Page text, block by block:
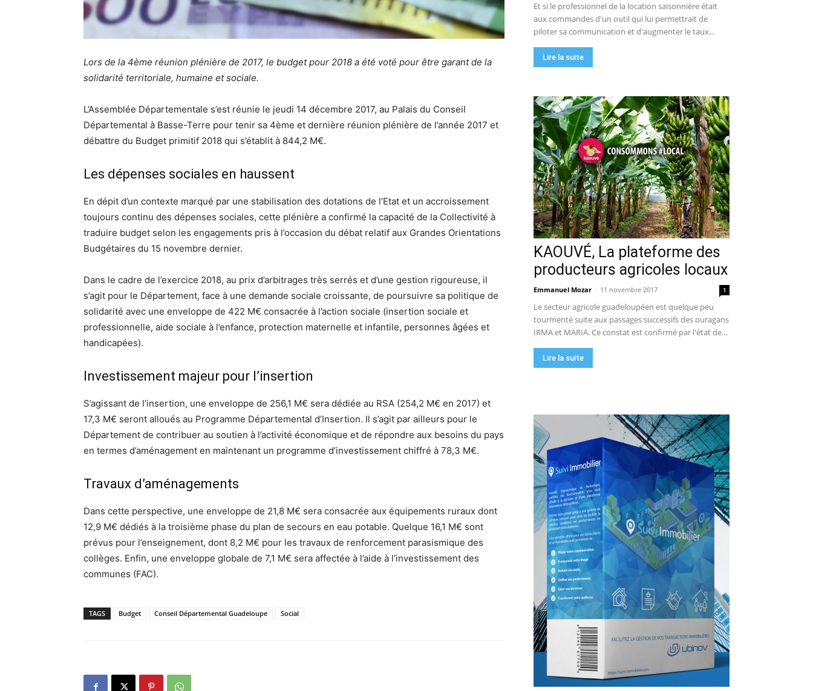
Lors de la 4ème réunion plénière de 2017, le budget pour 2018 a été voté pour être garant de la
solidarité territoriale, humaine et sociale.
L’Assemblée Départementale s’est réunie le jeudi 14 décembre 2017, au Palais du Conseil
Départemental à Basse-Terre pour tenir sa 4ème et dernière réunion plénière de l’année 2017 et
débattre du Budget primitif 2018 qui s’établit à 844,2 M€.
Les dépenses sociales en haussent
En dépit d’un contexte marqué par une stabilisation des dotations de l’Etat et un accroissement
toujours continu des dépenses sociales, cette plénière a confirmé la capacité de la Collectivité à
traduire budget selon les engagements pris à l’occasion du débat relatif aux Grandes Orientations
Budgétaires du 15 novembre dernier.
Dans le cadre de l’exercice 2018, au prix d’arbitrages très serrés et d’une gestion rigoureuse, il
s’agit pour le Département, face à une demande sociale croissante, de poursuivre sa politique de
solidarité avec une enveloppe de 422 M€ consacrée à l’action sociale (insertion sociale et
professionnelle, aide sociale à l’enfance, protection maternelle et infantile, personnes âgées et
handicapées).
Investissement majeur pour l’insertion
S’agissant de l’insertion, une enveloppe de 256,1 M€ sera dédiée au RSA (254,2 M€ en 2017) et
17,3 M€ seront alloués au Programme Départemental d’Insertion. Il s’agit par ailleurs pour le
Département de contribuer au soutien à l’activité économique et de répondre aux besoins du pays
en termes d’aménagement en maintenant un programme d’investissement chiffré à 78,3 M€.
Travaux d’aménagements
Dans cette perspective, une enveloppe de 21,8 M€ sera consacrée aux équipements ruraux dont
12,9 M€ dédiés à la troisième phase du plan de secours en eau potable. Quelque 16,1 M€ sont
prévus pour l’enseignement, dont 8,2 M€ pour les travaux de renforcement parasismique des
collèges. Enfin, une enveloppe globale de 7,1 M€ sera affectée à l’aide à l’investissement des
communes (FAC).
TAGS Budget Conseil Départemental Guadeloupe Social
Et si le professionnel de la location saisonnière était
aux commandes d'un outil qui lui permettrait de
piloter sa communication et d'augmenter le taux...
Lire la suite
KAOUVÉ, La plateforme des
producteurs agricoles locaux
Emmanuel Mozar - 11 novembre 2017 1
Le secteur agricole guadeloupéen est quelque peu
tourmenté suite aux passages successifs des ouragans
IRMA et MARIA. Ce constat est confirmé par l'état de...
Lire la suite